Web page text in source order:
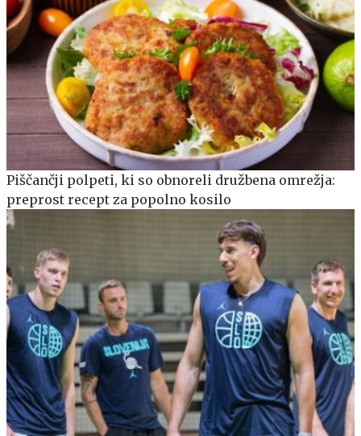
Piščančji polpeti, ki so obnoreli družbena omrežja:
preprost recept za popolno kosilo